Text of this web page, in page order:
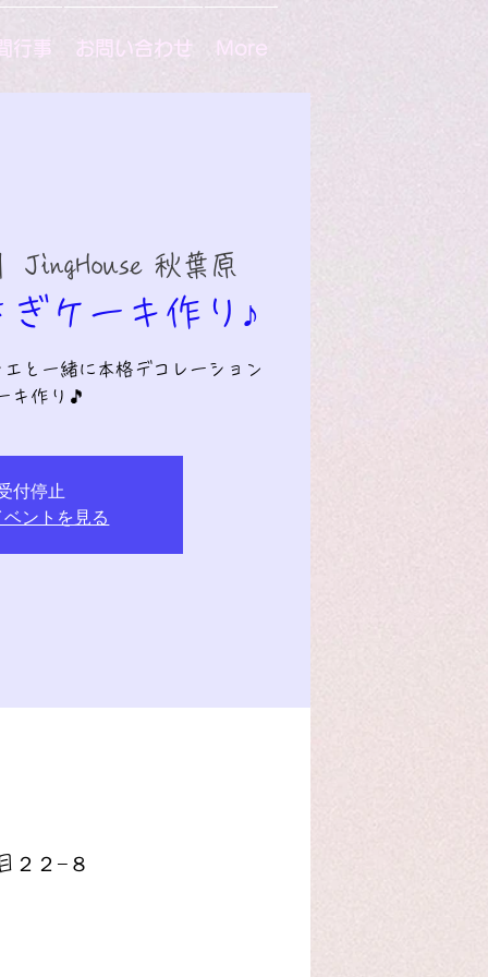
行事 お問い合わせ More
JingHouse 秋葉原
ケーキ作り♪
と一緒に本格デコレーション
キ作り🎵
付停止
ベントを見る
２２−８